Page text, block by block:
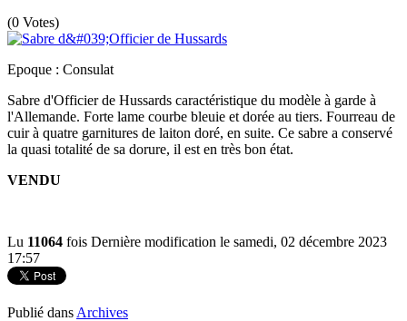
(0 Votes)
Epoque : Consulat
Sabre d'Officier de Hussards caractéristique du modèle à garde à
l'Allemande. Forte lame courbe bleuie et dorée au tiers. Fourreau de
cuir à quatre garnitures de laiton doré, en suite. Ce sabre a conservé
la quasi totalité de sa dorure, il est en très bon état.
VENDU
Lu 11064 fois Dernière modification le samedi, 02 décembre 2023
17:57
Publié dans Archives